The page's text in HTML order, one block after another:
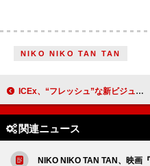
NIKO NIKO TAN TAN
ICEx、“フレッシュ”な新ビジュアル公開
関連ニュース
NIKO NIKO TAN TAN、映画